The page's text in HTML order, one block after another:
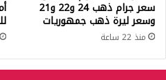
سعر جرام ذهب 24 و22 و21
وسعر ليرة ذهب جمهوريات
منذ 22 ساعة